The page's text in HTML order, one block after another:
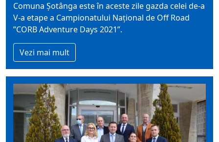
Comuna Șotânga este în aceste zile gazda celei de-a
V-a etape a Campionatului Național de Off Road
”CORB Adventure Days 2021”.
Vezi mai mult